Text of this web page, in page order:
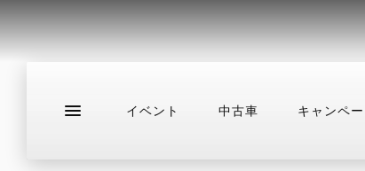
イベント 中古車 キャンペ